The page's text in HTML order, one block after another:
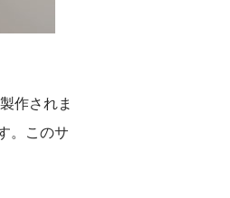
作されま
。このサ